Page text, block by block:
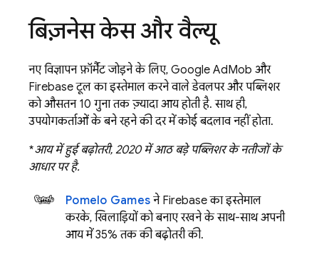
बिज़नेस केस और वैल्यू
नए विज्ञापन फ़ॉर्मैट जोड़ने के लिए, Google AdMob और
Firebase टूल का इस्तेमाल करने वाले डेवलपर और पब्लिशर
को औसतन 10 गुना तक ज़्यादा आय होती है. साथ ही,
उपयोगकर्ताओं के बने रहने की दर में कोई बदलाव नहीं होता.
*आय में हुई बढ़ोतरी, 2020 में आठ बड़े पब्लिशर के नतीजों के
आधार पर है.
Pomelo Games ने Firebase का इस्तेमाल
करके, खिलाड़ियों को बनाए रखने के साथ-साथ अपनी
आय में 35% तक की बढ़ोतरी की.